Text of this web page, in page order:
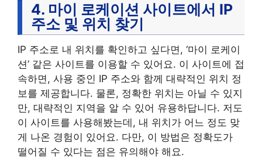
4. 마이 로케이션 사이트에서 IP
주소 및 위치 찾기
IP 주소로 내 위치를 확인하고 싶다면, ‘마이 로케이
션’ 같은 사이트를 이용할 수 있어요. 이 사이트에 접
속하면, 사용 중인 IP 주소와 함께 대략적인 위치 정
보를 제공합니다. 물론, 정확한 위치는 아닐 수 있지
만, 대략적인 지역을 알 수 있어 유용하답니다. 저도
이 사이트를 사용해봤는데, 내 위치가 어느 정도 맞
게 나온 경험이 있어요. 다만, 이 방법은 정확도가
떨어질 수 있다는 점은 유의해야 해요.